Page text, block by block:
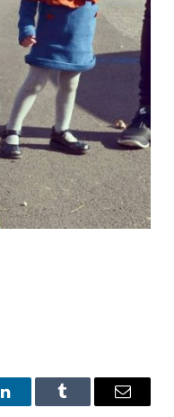
LinkedInTumblr Email